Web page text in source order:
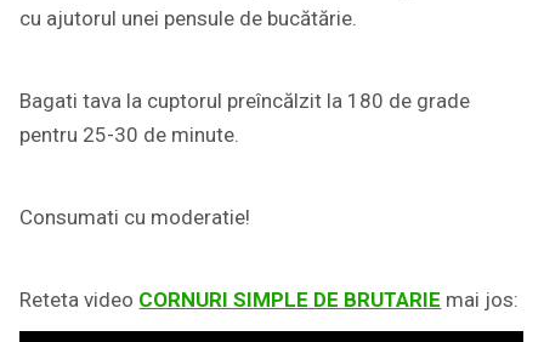
cu ajutorul unei pensule de bucătărie.
Bagati tava la cuptorul preîncălzit la 180 de grade
pentru 25-30 de minute.
Consumati cu moderatie!
Reteta video CORNURI SIMPLE DE BRUTARIE mai jos: